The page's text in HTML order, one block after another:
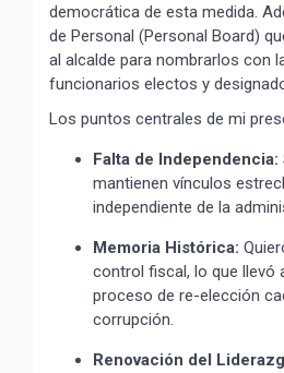
democrática de esta medida.
de Personal (Personal Board)
al alcalde para nombrarlos con
funcionarios electos y
Los puntos centrales de mi
Falta de Independencia:
mantienen vínculos
independiente de la
Memoria Histórica:
control fiscal, lo que llevó
proceso de re-elección
corrupción.
Renovación del